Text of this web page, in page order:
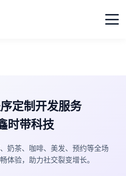
定制开发服务
时带科技
奶茶、咖啡、美发、预约等全场
体验，助力社交裂变增长。